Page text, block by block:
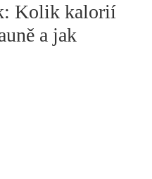
Kolik kalorií
a jak